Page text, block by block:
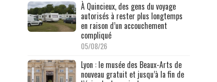
À Quincieux, des gens du voyage
autorisés à rester plus longtemps
en raison d’un accouchement
compliqué
05/08/26
Lyon : le musée des Beaux-Arts de
nouveau gratuit et jusqu’à la fin de